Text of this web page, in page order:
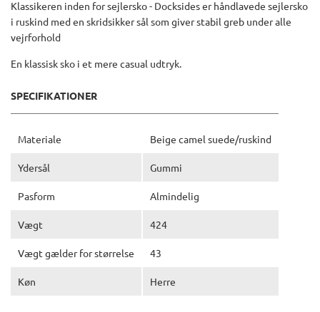
Klassikeren inden for sejlersko - Docksides er håndlavede sejlersko
i ruskind med en skridsikker sål som giver stabil greb under alle
vejrforhold
En klassisk sko i et mere casual udtryk.
SPECIFIKATIONER
Materiale Beige camel suede/ruskind
Ydersål Gummi
Pasform Almindelig
Vægt 424
Vægt gælder for størrelse 43
Køn Herre